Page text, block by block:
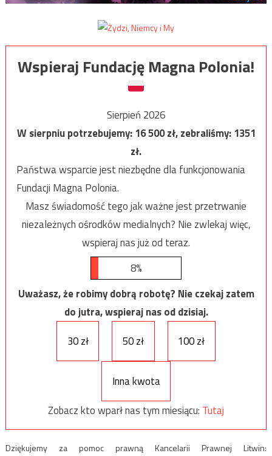
Wspieraj Fundację Magna Polonia!
Sierpień 2026
W sierpniu potrzebujemy:16 500zł, zebraliśmy:1351
zł.
Państwa wsparcie jest niezbędne dla funkcjonowania
Fundacji Magna Polonia.
Masz świadomość tego jak ważne jest przetrwanie
niezależnych ośrodków medialnych? Nie zwlekaj więc,
wspieraj nas już od teraz.
8%
Uważasz, że robimy dobrą robotę? Nie czekaj zatem
do jutra, wspieraj nas od dzisiaj.
30 zł
50 zł 100 zł
Inna kwota
Zobacz kto wparł nas tym miesiącu: Tutaj
Dziękujemy za pomoc prawną Kancelarii Prawnej Litwin: